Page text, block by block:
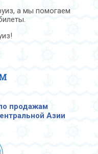
а мы помогаем
продажам
Азии